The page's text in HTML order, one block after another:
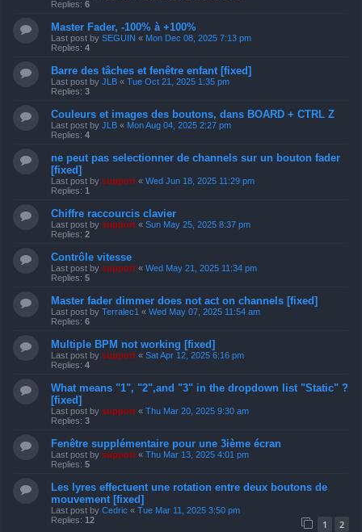
Replies: 6
Master Fader, -100% à +100%
Last post by SEGUIN « Mon Dec 08, 2025 7:13 pm
Replies: 4
Barre des tâches et fenêtre enfant [fixed]
Last post by JLB « Tue Oct 21, 2025 1:35 pm
Replies: 3
Couleurs et images des boutons, dans BOARD + CTRL Z
Last post by JLB « Mon Aug 04, 2025 2:27 pm
Replies: 4
ne peut pas selectionner de channels sur un bouton fader
[fixed]
Last post by support « Wed Jun 18, 2025 11:29 pm
Replies: 1
Chiffre raccourcis clavier
Last post by support « Sun May 25, 2025 8:37 pm
Replies: 2
Contrôle vitesse
Last post by support « Wed May 21, 2025 11:34 pm
Replies: 5
Master fader dimmer does not act on channels [fixed]
Last post by Terralec1 « Wed May 07, 2025 11:54 am
Replies: 6
Multiple BPM not working [fixed]
Last post by support « Sat Apr 12, 2025 6:16 pm
Replies: 4
What means "1", "2",and "3" in the dropdown list "Static" ?
[fixed]
Last post by support « Thu Mar 20, 2025 9:30 am
Replies: 3
Fenêtre supplémentaire pour une 3ième écran
Last post by support « Thu Mar 13, 2025 4:01 pm
Replies: 5
Les lyres effectuent une rotation entre deux boutons de
mouvement [fixed]
Last post by Cedric « Tue Mar 11, 2025 3:50 pm
Replies: 12 1 2